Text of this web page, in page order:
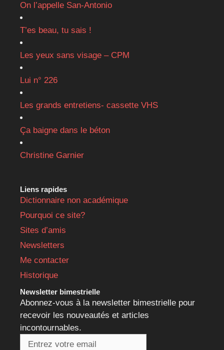
On l’appelle San-Antonio
T’es beau, tu sais !
Les yeux sans visage – CPM
Lui n° 226
Les grands entretiens- cassette VHS
Ça baigne dans le béton
Christine Garnier
Liens rapides
Dictionnaire non académique
Pourquoi ce site?
Sites d’amis
Newsletters
Me contacter
Historique
Newsletter bimestrielle
Abonnez-vous à la newsletter bimestrielle pour
recevoir les nouveautés et articles
incontournables.